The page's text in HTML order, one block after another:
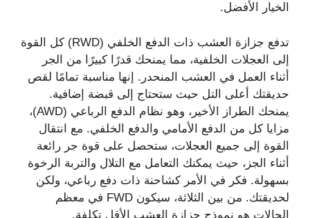
الخيار الأفضل.
تدفع جزازة العشب ذات الدفع الخلفي (RWD) كل القوة
إلى العجلات الخلفية، مما يمنحك قدرًا كبيرًا من الجر
أثناء العمل في العشب المنحدر. إنها مناسبة تمامًا لقص
حديقتك أعلى التل حيث ستحتاج إلى قبضة إضافية.
يمنحك الطراز الأخير، وهو نظام الدفع الرباعي (AWD)،
مزايا كل من الدفع الأمامي والدفع الخلفي. مع انتقال
القوة إلى جميع العجلات، ستحصل على قوة جر رائعة
أثناء الجز، حيث يمكنك التعامل مع التلال والتربة الرخوة
بسهولة. فكر في الأمر كشاحنة ذات دفع رباعي، ولكن
لحديقتك. من بين الثلاثة، سيكون FWD في معظم
الحالات هو نموذج جزازة العشب الأقل تكلفة.